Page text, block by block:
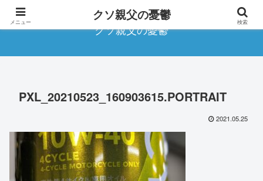
クソ親父の憂鬱
PXL_20210523_160903615.PORTRAIT
2021.05.25
メニュー クソ親父の憂鬱 検索